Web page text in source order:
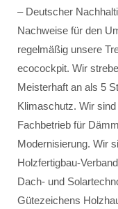
– Deutscher
Nachweise für den
regelmäßig unsere
ecocockpit. Wir
Meisterhaft an als 5
Klimaschutz. Wir
Fachbetrieb für
Modernisierung. Wir
Holzfertigbau-
Dach- und
Gütezeichens